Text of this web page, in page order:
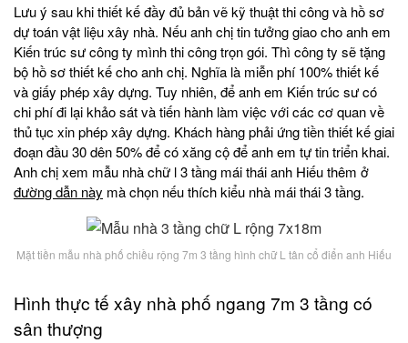
Lưu ý sau khi thiết kế đầy đủ bản vẽ kỹ thuật thi công và hồ sơ
dự toán vật liệu xây nhà. Nếu anh chị tin tưởng giao cho anh em
Kiến trúc sư công ty mình thi công trọn gói. Thì công ty sẽ tặng
bộ hồ sơ thiết kế cho anh chị. Nghĩa là miễn phí 100% thiết kế
và giấy phép xây dựng. Tuy nhiên, để anh em Kiến trúc sư có
chi phí đi lại khảo sát và tiến hành làm việc với các cơ quan về
thủ tục xin phép xây dựng. Khách hàng phải ứng tiền thiết kế giai
đoạn đầu 30 dên 50% để có xăng cộ để anh em tự tin triển khai.
Anh chị xem mẫu nhà chữ l 3 tầng mái thái anh Hiếu thêm ở
đường dẫn này mà chọn nếu thích kiểu nhà mái thái 3 tầng.
Mặt tiền mẫu nhà phố chiều rộng 7m 3 tầng hình chữ L tân cổ điển anh Hiếu
Hình thực tế xây nhà phố ngang 7m 3 tầng có
sân thượng